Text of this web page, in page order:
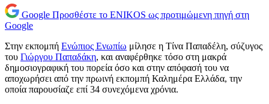
Google Προσθέστε το ENIKOS ως προτιμώμενη πηγή στη
Google
Στην εκπομπή Ενώπιος Ενωπίω μίλησε η Τίνα Παπαδέλη, σύζυγος
του Γιώργου Παπαδάκη, και αναφέρθηκε τόσο στη μακρά
δημοσιογραφική του πορεία όσο και στην απόφασή του να
αποχωρήσει από την πρωινή εκπομπή Καλημέρα Ελλάδα, την
οποία παρουσίαζε επί 34 συνεχόμενα χρόνια.